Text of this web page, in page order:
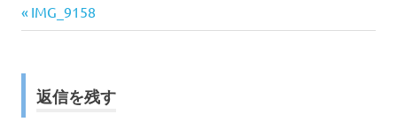
投
ナ
前
の
IMG_9158
返信を残す